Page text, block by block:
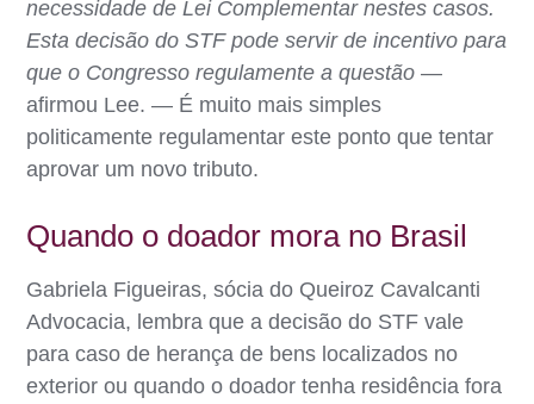
necessidade de Lei Complementar nestes casos.
Esta decisão do STF pode servir de incentivo para
que o Congresso regulamente a questão —
afirmou Lee. — É muito mais simples
politicamente regulamentar este ponto que tentar
aprovar um novo tributo.
Quando o doador mora no Brasil
Gabriela Figueiras, sócia do Queiroz Cavalcanti
Advocacia, lembra que a decisão do STF vale
para caso de herança de bens localizados no
exterior ou quando o doador tenha residência fora